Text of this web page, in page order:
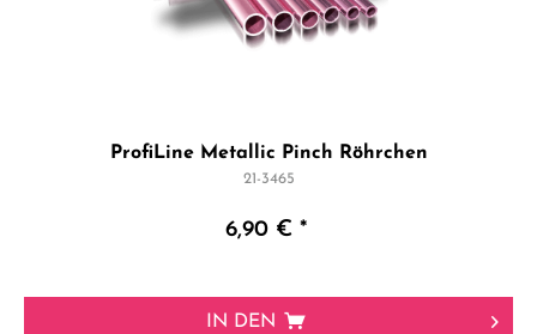
ProfiLine Metallic Pinch Röhrchen
21-3465
6,90 € *
IN DEN